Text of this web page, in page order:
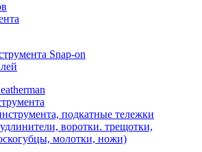
Snap-on
подкатные тележки
воротки. трещотки,
молотки, ножи)